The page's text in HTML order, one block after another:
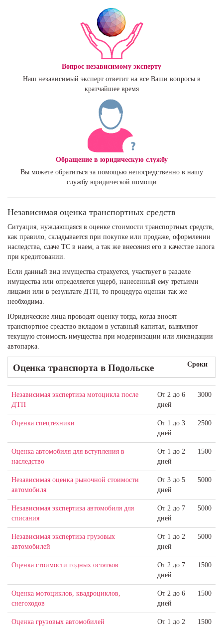
Вопрос независимому эксперту
Наш независимый эксперт ответит на все Ваши вопросы в
кратчайшее время
Обращение в юридическую службу
Вы можете обратиться за помощью непосредственно в нашу
службу юридической помощи
Независимая оценка транспортных средств
Ситуация, нуждающаяся в оценке стоимости транспортных средств,
как правило, складывается при покупке или продаже, оформлении
наследства, сдаче ТС в наем, а так же внесения его в качестве залога
при кредитовании.
Если данный вид имущества страхуется, участвует в разделе
имущества или определяется ущерб, нанесенный ему третьими
лицами или в результате ДТП, то процедура оценки так же
необходима.
Юридические лица проводят оценку тогда, когда вносят
транспортное средство вкладом в уставный капитал, выявляют
текущую стоимость имущества при модернизации или ликвидации
автопарка.
Оценка транспорта в Подольске Сроки
Независимая экспертиза мотоцикла после
ДТП
От 2 до 6
дней
3000
Оценка спецтехники
От 1 до 3
дней
2500
Оценка автомобиля для вступления в
наследство
От 1 до 2
дней
1500
Независимая оценка рыночной стоимости
автомобиля
От 3 до 5
дней
5000
Независимая экспертиза автомобиля для
списания
От 2 до 7
дней
5000
Независимая экспертиза грузовых
автомобилей
От 1 до 2
дней
5000
Оценка стоимости годных остатков
От 2 до 7
дней
1500
Оценка мотоциклов, квадроциклов,
снегоходов
От 2 до 6
дней
1500
Оценка грузовых автомобилей
От 1 до 2
1500